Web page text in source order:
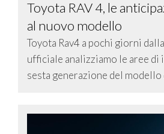
Toyota RAV 4, le
al nuovo modello
Toyota Rav4 a pochi giorni
ufficiale analizziamo le aree di
sesta generazione del modello